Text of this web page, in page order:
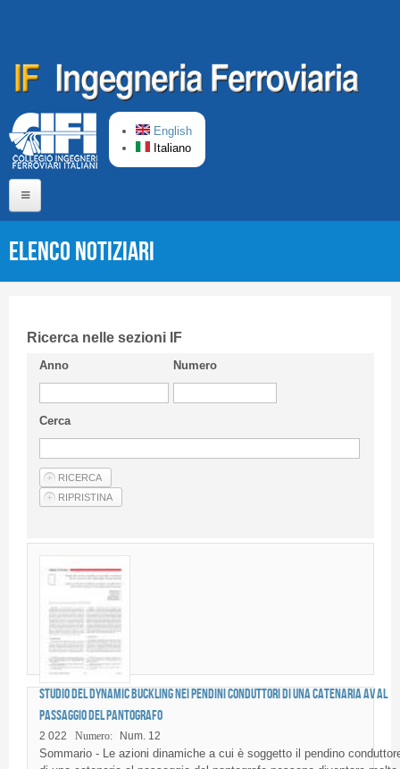
English
Italiano
CIFI in breve
Linee Guida
Privacy Policy
Articoli
Fornitori di prodotti e servizi
Elenco Notiziari
Ricerca nelle sezioni IF
Anno Numero
Cerca
Studio del dynamic buckling nei pendini conduttori di una catenaria AV al
passaggio del pantografo
2 022 Numero: Num. 12
Sommario - Le azioni dinamiche a cui è soggetto il pendino